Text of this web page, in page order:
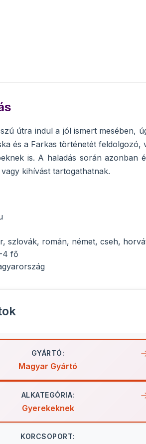
útra indul a jól ismert mesében,
és a Farkas történetét
is. A haladás során azonban
kihívást tartogathatnak.
szlovák, román, német, cseh,
4 fő
GYÁRTÓ:
Magyar Gyártó
ALKATEGÓRIA:
Gyerekeknek
KORCSOPORT: